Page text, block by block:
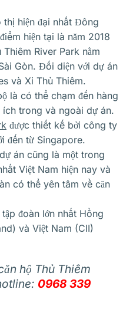
thị hiện đại nhất Đông
hiện tại là năm 2018
River Park nằm
Gòn. Đối diện với dự án
và Xi Thủ Thiêm.
là có thể chạm đến hàng
trong và ngoài dự án.
được thiết kế bởi công ty
đến từ Singapore.
án cũng là một trong
Việt Nam hiện nay và
có thể yên tâm về căn
đoàn lớn nhất Hồng
và Việt Nam (CII)
hộ Thủ Thiêm
0968 339